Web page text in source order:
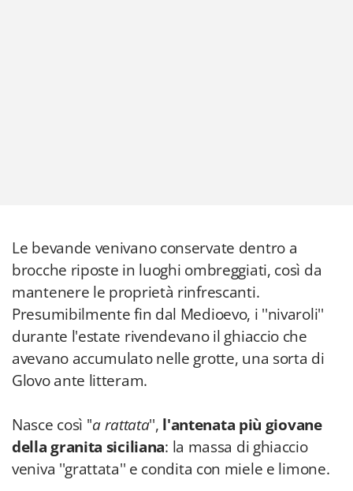
Le bevande venivano conservate dentro a
brocche riposte in luoghi ombreggiati, così da
mantenere le proprietà rinfrescanti.
Presumibilmente fin dal Medioevo, i ''nivaroli''
durante l'estate rivendevano il ghiaccio che
avevano accumulato nelle grotte, una sorta di
Glovo ante litteram.
Nasce così ''arattata'', l'antenata più giovane
della granita siciliana: la massa di ghiaccio
veniva ''grattata'' e condita con miele e limone.